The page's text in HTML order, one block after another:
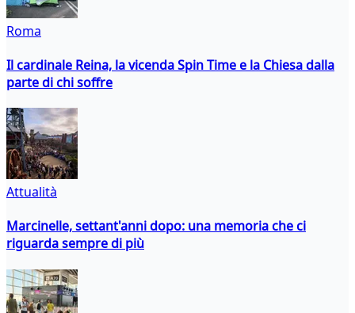
Roma
Il cardinale Reina, la vicenda Spin Time e la Chiesa dalla
parte di chi soffre
Attualità
Marcinelle, settant'anni dopo: una memoria che ci
riguarda sempre di più